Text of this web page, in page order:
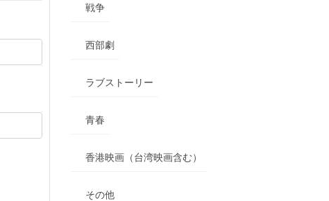
戦争
西部劇
ラブストーリー
青春
香港映画（台湾映画含む）
その他